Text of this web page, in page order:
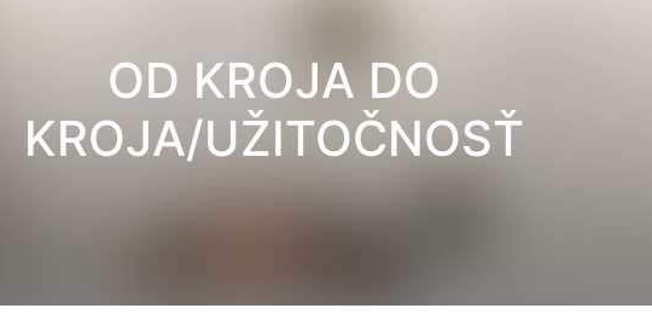
OD KROJA DO
KROJA/UŽITOČNOSŤ